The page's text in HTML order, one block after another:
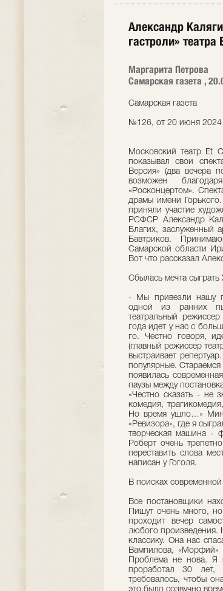
Александр
гастроли» театра
Маргарита Петрова
Самарская газета ,
Самарская газета
№126, от 20 июня 2024
Московский театр Et
показывал свои
Версия» (два вечера
возможен
«Росконцертом».
драмы имени
приняли участие
РСФСР Александр
Благих, заслуженный
Бавтриков.
Самарской области
Вот что рассказал
Сбылась мечта сыграть
- Мы привезли нашу
одной из ранних
театральный
года идет у нас с
го. Честно говоря,
(главный режиссер
выстраивает
популярные. Стараемся
появилась
паузы между
«Честно сказать - не
комедия,
Но время ушло…»
«Ревизора», где я
творческая машина -
Роберт очень
переставить слова
написан у Гоголя.
В поисках
Все постановщики
Пишут очень много,
проходит вечер
любого произведения.
классику. Она нас
Вампилова, «Морфий»
Проблема не нова. Я
проработал 30 лет,
требовалось, чтобы